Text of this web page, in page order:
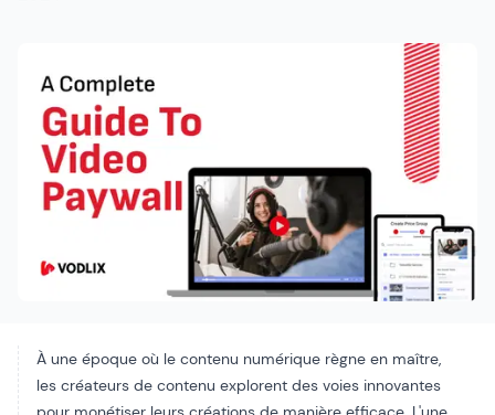
À une époque où le contenu numérique règne en maître,
les créateurs de contenu explorent des voies innovantes